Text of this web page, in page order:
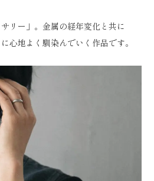
リー」。金属の経年変化と共に
心地よく馴染んでいく作品です。